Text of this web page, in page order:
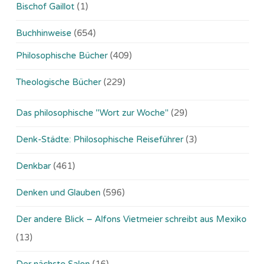
Bischof Gaillot (1)
Buchhinweise (654)
Philosophische Bücher (409)
Theologische Bücher (229)
Das philosophische "Wort zur Woche" (29)
Denk-Städte: Philosophische Reiseführer (3)
Denkbar (461)
Denken und Glauben (596)
Der andere Blick – Alfons Vietmeier schreibt aus Mexiko
(13)